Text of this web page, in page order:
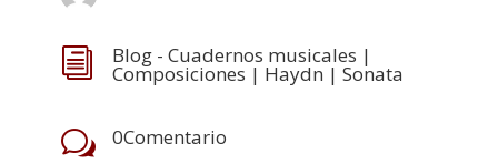
i Blog - Cuadernos musicales |
Composiciones | Haydn | Sonata
w 0Comentario